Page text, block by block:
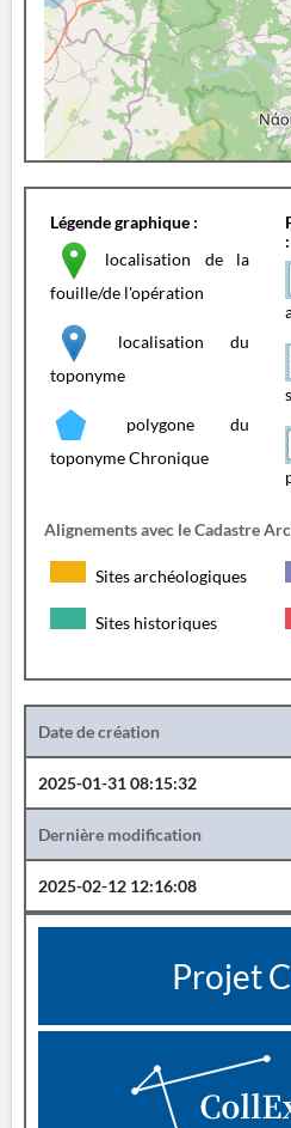
Légende graphique :
localisation de la
fouille/de l'opération
localisation du
toponyme
polygone du
toponyme Chronique
:
Alignements avec le Cadastre
Sites archéologiques
Sites historiques
Date de création
2025-01-31 08:15:32
Dernière modification
2025-02-12 12:16:08
Projet